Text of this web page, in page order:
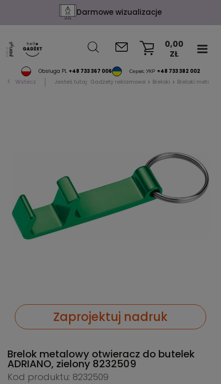
Darmowe wizualizacje
Obsługa PL +48 733 367 006 Сервіс УКР +48 733 382 002
0,00
ZŁ
Wstecz Jesteś tutaj: Gadżety reklamowe Breloki Breloki
Zaprojektuj nadruk
Brelok metalowy otwieracz do butelek
ADRIANO, zielony 8232509
Kod produktu: 8232509